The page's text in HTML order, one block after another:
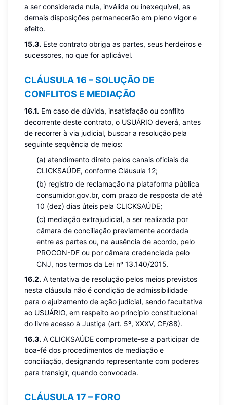
a ser considerada nula, inválida ou inexequível, as
demais disposições permanecerão em pleno vigor e
efeito.
15.3. Este contrato obriga as partes, seus herdeiros e
sucessores, no que for aplicável.
CLÁUSULA 16 – SOLUÇÃO DE
CONFLITOS E MEDIAÇÃO
16.1. Em caso de dúvida, insatisfação ou conflito
decorrente deste contrato, o USUÁRIO deverá, antes
de recorrer à via judicial, buscar a resolução pela
seguinte sequência de meios:
(a) atendimento direto pelos canais oficiais da
CLICKSAÚDE, conforme Cláusula 12;
(b) registro de reclamação na plataforma pública
consumidor.gov.br, com prazo de resposta de até
10 (dez) dias úteis pela CLICKSAÚDE;
(c) mediação extrajudicial, a ser realizada por
câmara de conciliação previamente acordada
entre as partes ou, na ausência de acordo, pelo
PROCON-DF ou por câmara credenciada pelo
CNJ, nos termos da Lei nº 13.140/2015.
16.2. A tentativa de resolução pelos meios previstos
nesta cláusula não é condição de admissibilidade
para o ajuizamento de ação judicial, sendo facultativa
ao USUÁRIO, em respeito ao princípio constitucional
do livre acesso à Justiça (art. 5º, XXXV, CF/88).
16.3. A CLICKSAÚDE compromete-se a participar de
boa-fé dos procedimentos de mediação e
conciliação, designando representante com poderes
para transigir, quando convocada.
CLÁUSULA 17 – FORO